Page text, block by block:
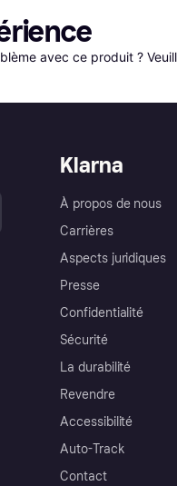
avec ce produit ?
Klarna
À propos de nous
Carrières
Aspects juridiques
Presse
Confidentialité
Sécurité
La durabilité
Revendre
Accessibilité
Auto-Track
Contact